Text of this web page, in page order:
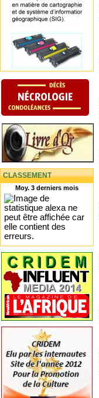
CLASSEMENT
Moy. 3 derniers mois